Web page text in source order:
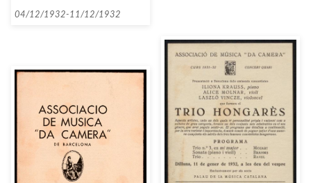
04/12/1932-11/12/1932